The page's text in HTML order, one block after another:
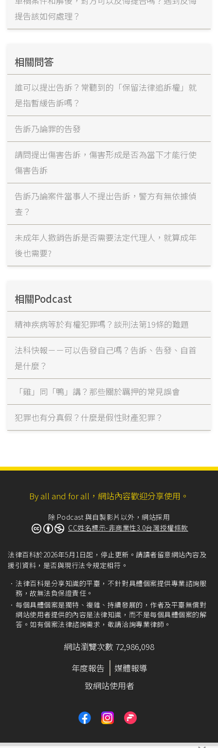
提告該如何處理？
相關問答
誰可以提出告訴？常聽到的「保留法律追訴權」就
是指暫緩告訴嗎？
告訴乃論罪的告發
請問提出傷害告訴，傷害形成是否為當下才能行使
傷害告訴
告訴乃論案件當事人不提出告訴，警方有無依據偵
查？
未成年人撤銷告訴是否需要法定代理人，就算成年
後也需要?
相關Podcast
精神疾病等於有權犯罪嗎？談刑法第19條的難題
法科快報－－可以告發自己嗎？告訴、告發、自首
是什麼？
「雞」同「鴨」講？那些關於羈押的常見誤會
犯罪也有分真假？什麼是假性財產犯罪？
By all and for all，網站內容歡迎分享使用。
除 Podcast 與自製影片以外，網站採用
CC姓名標示-非商業性3.0台灣授權條款
法律百科於2026年5月1日起，停止更新。請讀者留意網站內容及
援引資料，是否與現行法令規定相符。
法律百科是分享知識的平臺，不針對具體個案提供專業諮詢服
務，故無法負保證責任。
每個具體個案是獨特、複雜、持續發展的，作者及平臺無償對
網站使用者提供的內容是法律知識，而不是每個具體個案的解
答。如有個案法律諮詢需求，敬請洽詢專業律師。
網站瀏覽次數 72,986,098
年度報告
媒體報導
致網站使用者